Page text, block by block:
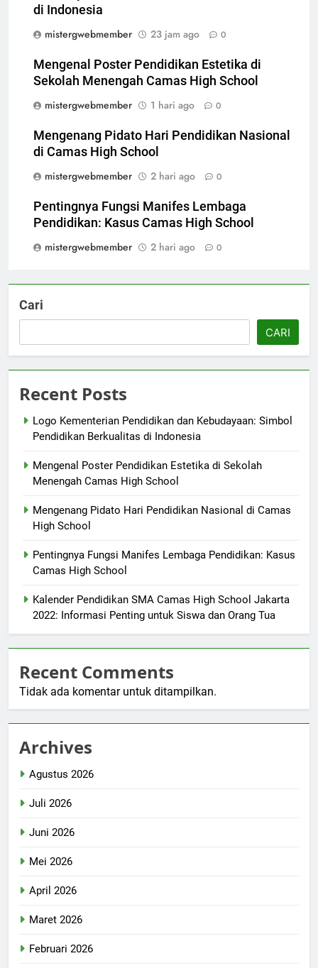
di Indonesia
mistergwebmember
23 jam ago 0
Mengenal Poster Pendidikan Estetika di
Sekolah Menengah Camas High School
mistergwebmember
1 hari ago 0
Mengenang Pidato Hari Pendidikan Nasional
di Camas High School
mistergwebmember
2 hari ago 0
Pentingnya Fungsi Manifes Lembaga
Pendidikan: Kasus Camas High School
mistergwebmember
2 hari ago 0
Cari
CARI
Recent Posts
Logo Kementerian Pendidikan dan Kebudayaan: Simbol
Pendidikan Berkualitas di Indonesia
Mengenal Poster Pendidikan Estetika di Sekolah
Menengah Camas High School
Mengenang Pidato Hari Pendidikan Nasional di Camas
High School
Pentingnya Fungsi Manifes Lembaga Pendidikan: Kasus
Camas High School
Kalender Pendidikan SMA Camas High School Jakarta
2022: Informasi Penting untuk Siswa dan Orang Tua
Recent Comments
Tidak ada komentar untuk ditampilkan.
Archives
Agustus 2026
Juli 2026
Juni 2026
Mei 2026
April 2026
Maret 2026
Februari 2026